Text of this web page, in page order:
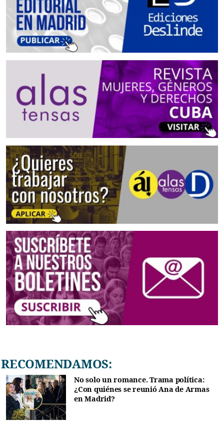
RECOMENDAMOS:
No solo un romance. Trama política:
¿Con quiénes se reunió Ana de Armas
en Madrid?